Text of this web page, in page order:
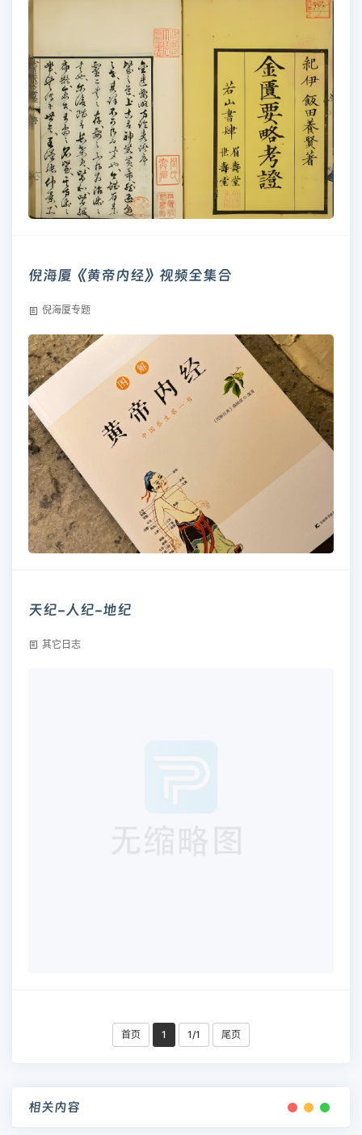
倪海厦《黄帝内经》视频全集合
倪海厦专题
天纪-人纪-地纪
其它日志
首页 1 1/1 尾页
相关内容